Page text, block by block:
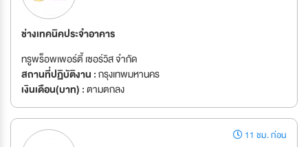
ช่างเทคนิคประจำอาคาร
ทรูพร็อพเพอร์ตี้ เซอร์วิส จำกัด
สถานที่ปฏิบัติงาน :กรุงเทพมหานคร
เงินเดือน(บาท) :ตามตกลง
11 ชม. ก่อน